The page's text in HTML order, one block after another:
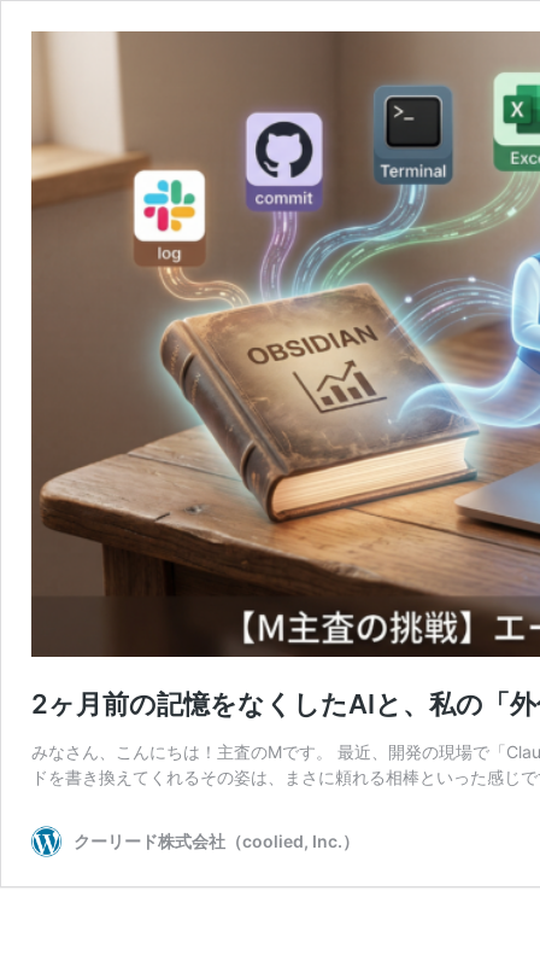
2ヶ月前の記憶をなくしたAIと、私の「
みなさん、こんにちは！主査のMです。 最近、開発の現場で「
ドを書き換えてくれるその姿は、まさに頼れる相棒といった感じ
クーリード株式会社（coolied, Inc.）